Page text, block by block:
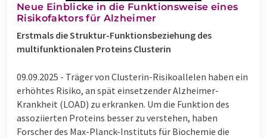
Neue Einblicke in die Funktionsweise eines
Risikofaktors für Alzheimer
Erstmals die Struktur-Funktionsbeziehung des
multifunktionalen Proteins Clusterin
09.09.2025 - Träger von Clusterin-Risikoallelen haben ein
erhöhtes Risiko, an spät einsetzender Alzheimer-
Krankheit (LOAD) zu erkranken. Um die Funktion des
assoziierten Proteins besser zu verstehen, haben
Forscher des Max-Planck-Instituts für Biochemie die